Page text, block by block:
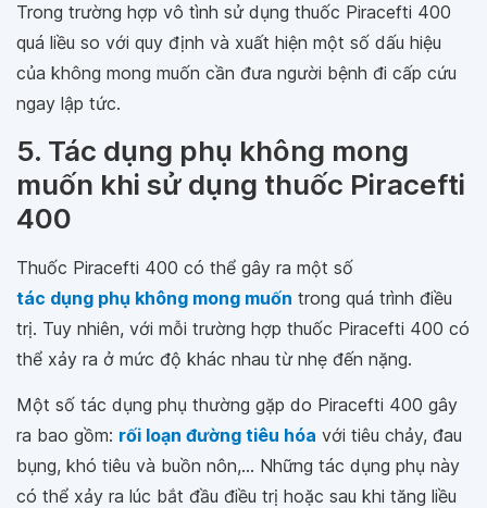
Trong trường hợp vô tình sử dụng thuốc Piracefti 400
quá liều so với quy định và xuất hiện một số dấu hiệu
của không mong muốn cần đưa người bệnh đi cấp cứu
ngay lập tức.
5. Tác dụng phụ không mong
muốn khi sử dụng thuốc Piracefti
400
Thuốc Piracefti 400 có thể gây ra một số
tác dụng phụ không mong muốn trong quá trình điều
trị. Tuy nhiên, với mỗi trường hợp thuốc Piracefti 400 có
thể xảy ra ở mức độ khác nhau từ nhẹ đến nặng.
Một số tác dụng phụ thường gặp do Piracefti 400 gây
ra bao gồm: rối loạn đường tiêu hóa với tiêu chảy, đau
bụng, khó tiêu và buồn nôn,... Những tác dụng phụ này
có thể xảy ra lúc bắt đầu điều trị hoặc sau khi tăng liều